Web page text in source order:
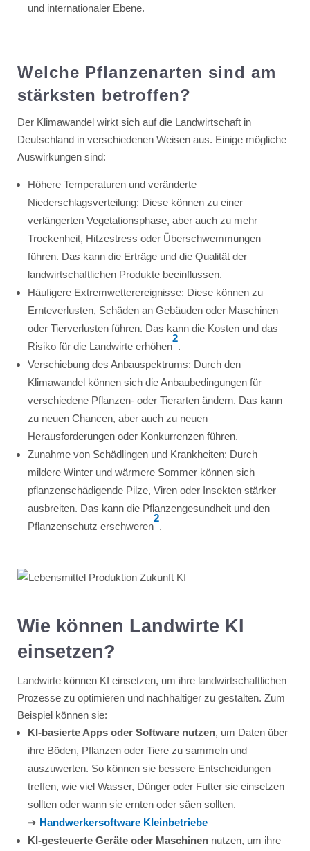
und internationaler Ebene.
Welche Pflanzenarten sind am
stärksten betroffen?
Der Klimawandel wirkt sich auf die Landwirtschaft in
Deutschland in verschiedenen Weisen aus. Einige mögliche
Auswirkungen sind:
Höhere Temperaturen und veränderte
Niederschlagsverteilung: Diese können zu einer
verlängerten Vegetationsphase, aber auch zu mehr
Trockenheit, Hitzestress oder Überschwemmungen
führen. Das kann die Erträge und die Qualität der
landwirtschaftlichen Produkte beeinflussen.
Häufigere Extremwetterereignisse: Diese können zu
Ernteverlusten, Schäden an Gebäuden oder Maschinen
oder Tierverlusten führen. Das kann die Kosten und das
Risiko für die Landwirte erhöhen
2
.
Verschiebung des Anbauspektrums: Durch den
Klimawandel können sich die Anbaubedingungen für
verschiedene Pflanzen- oder Tierarten ändern. Das kann
zu neuen Chancen, aber auch zu neuen
Herausforderungen oder Konkurrenzen führen.
Zunahme von Schädlingen und Krankheiten: Durch
mildere Winter und wärmere Sommer können sich
pflanzenschädigende Pilze, Viren oder Insekten stärker
ausbreiten. Das kann die Pflanzengesundheit und den
Pflanzenschutz erschweren
2
.
Wie können Landwirte KI
einsetzen?
Landwirte können KI einsetzen, um ihre landwirtschaftlichen
Prozesse zu optimieren und nachhaltiger zu gestalten. Zum
Beispiel können sie:
KI-basierte Apps oder Software nutzen, um Daten über
ihre Böden, Pflanzen oder Tiere zu sammeln und
auszuwerten. So können sie bessere Entscheidungen
treffen, wie viel Wasser, Dünger oder Futter sie einsetzen
sollten oder wann sie ernten oder säen sollten.
➔ Handwerkersoftware Kleinbetriebe
KI-gesteuerte Geräte oder Maschinennutzen, um ihre